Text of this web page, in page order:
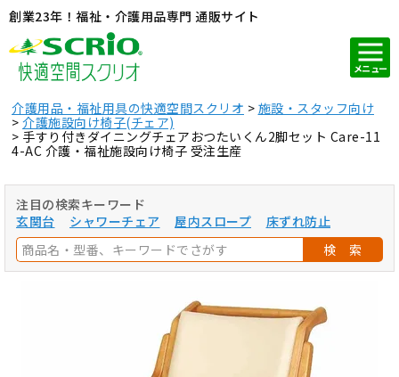
創業23年！福祉・介護用品専門 通販サイト
メニュー
介護用品・福祉用具の快適空間スクリオ
施設・スタッフ向け
介護施設向け椅子(チェア)
手すり付きダイニングチェアおつたいくん2脚セット Care-11
4-AC 介護・福祉施設向け椅子 受注生産
注目の検索キーワード
玄関台
シャワーチェア 屋内スロープ
床ずれ防止
検 索